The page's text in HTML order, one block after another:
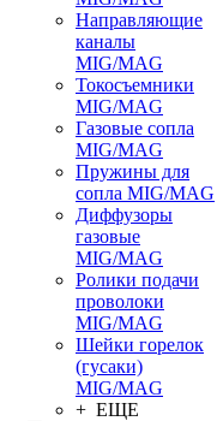
Направляющие
каналы
MIG/MAG
Токосъемники
MIG/MAG
Газовые сопла
MIG/MAG
Пружины для
сопла MIG/MAG
Диффузоры
газовые
MIG/MAG
Ролики подачи
проволоки
MIG/MAG
Шейки горелок
(гусаки)
MIG/MAG
+ ЕЩЕ